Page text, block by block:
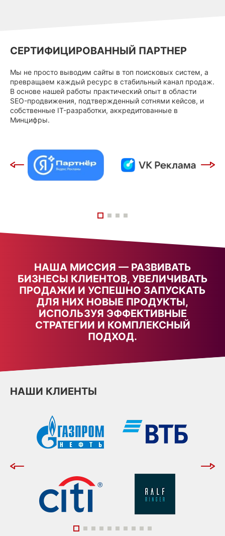
СЕРТИФИЦИРОВАННЫЙ ПАРТНЕР
Мы не просто выводим сайты в топ поисковых систем, а
превращаем каждый ресурс в стабильный канал продаж.
В основе нашей работы практический опыт в области
SEO-продвижения, подтвержденный сотнями кейсов, и
собственные IT-разработки, аккредитованные в
Минцифры.
НАША МИССИЯ — РАЗВИВАТЬ
БИЗНЕСЫ КЛИЕНТОВ, УВЕЛИЧИВАТЬ
ПРОДАЖИ И УСПЕШНО ЗАПУСКАТЬ
ДЛЯ НИХ НОВЫЕ ПРОДУКТЫ,
ИСПОЛЬЗУЯ ЭФФЕКТИВНЫЕ
СТРАТЕГИИ И КОМПЛЕКСНЫЙ
ПОДХОД.
НАШИ КЛИЕНТЫ